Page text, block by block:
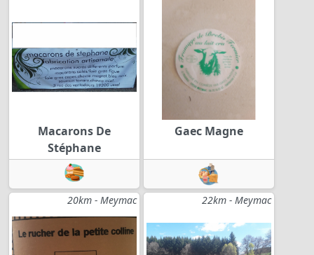
Macarons De
Stéphane
Gaec Magne
20km - Meymac 22km - Meymac